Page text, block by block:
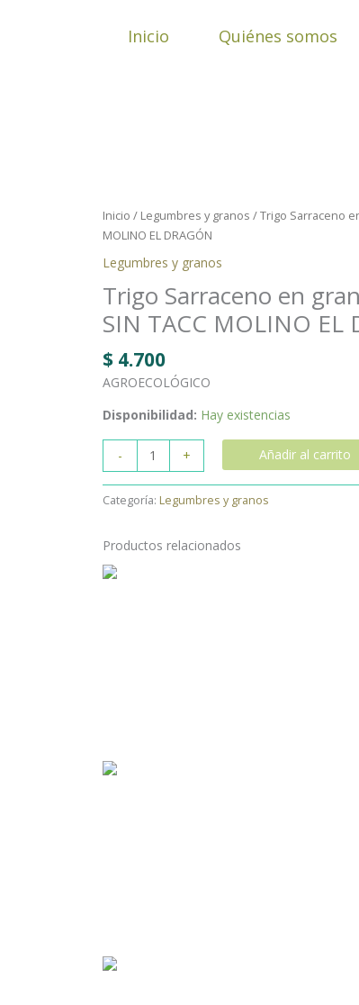
Inicio Quiénes somos
Inicio / Legumbres y granos / Trigo Sarraceno
MOLINO EL DRAGÓN
Legumbres y granos
Trigo Sarraceno en
SIN TACC MOLINO EL
$ 4.700
AGROECOLÓGICO
Disponibilidad: Hay existencias
-
en
grano
x
500
grs
SIN
MOLINO
EL
DRAGÓN
cantidad
+
Añadir al carrito
Categoría: Legumbres y granos
Productos relacionados